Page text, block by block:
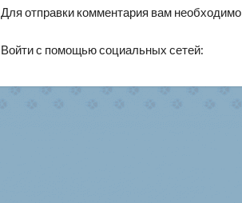
Для отправки комментария вам необходимо
Войти с помощью социальных сетей: